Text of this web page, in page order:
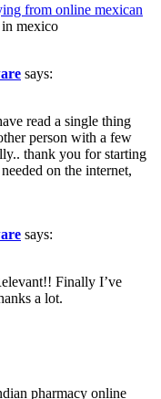
from online mexican
in mexico
says:
read a single thing
person with a few
thank you for starting
on the internet,
says:
Finally I’ve
a lot.
pharmacy online